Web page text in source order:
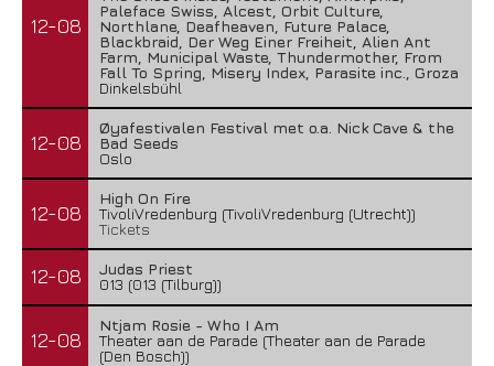
12-08
Paleface Swiss, Alcest, Orbit Culture,
Northlane, Deafheaven, Future Palace,
Blackbraid, Der Weg Einer Freiheit, Alien Ant
Farm, Municipal Waste, Thundermother, From
Fall To Spring, Misery Index, Parasite inc., Groza
Dinkelsbühl
12-08
Øyafestivalen Festival met o.a. Nick Cave & the
Bad Seeds
Oslo
12-08
High On Fire
TivoliVredenburg (TivoliVredenburg (Utrecht))
Tickets
12-08
Judas Priest
013 (013 (Tilburg))
12-08
Ntjam Rosie - Who I Am
Theater aan de Parade (Theater aan de Parade
(Den Bosch))